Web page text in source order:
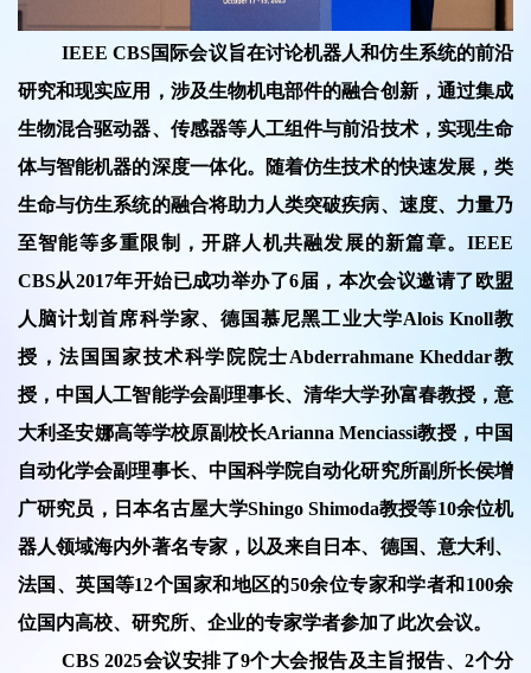
IEEE CBS国际会议旨在讨论机器人和仿生系统的前沿
研究和现实应用，涉及生物机电部件的融合创新，通过集成
生物混合驱动器、传感器等人工组件与前沿技术，实现生命
体与智能机器的深度一体化。随着仿生技术的快速发展，类
生命与仿生系统的融合将助力人类突破疾病、速度、力量乃
至智能等多重限制，开辟人机共融发展的新篇章。IEEE
CBS从2017年开始已成功举办了6届，本次会议邀请了欧盟
人脑计划首席科学家、德国慕尼黑工业大学Alois Knoll教
授，法国国家技术科学院院士Abderrahmane Kheddar教
授，中国人工智能学会副理事长、清华大学孙富春教授，意
大利圣安娜高等学校原副校长Arianna Menciassi教授，中国
自动化学会副理事长、中国科学院自动化研究所副所长侯增
广研究员，日本名古屋大学Shingo Shimoda教授等10余位机
器人领域海内外著名专家，以及来自日本、德国、意大利、
法国、英国等12个国家和地区的50余位专家和学者和100余
位国内高校、研究所、企业的专家学者参加了此次会议。
CBS 2025会议安排了9个大会报告及主旨报告、2个分